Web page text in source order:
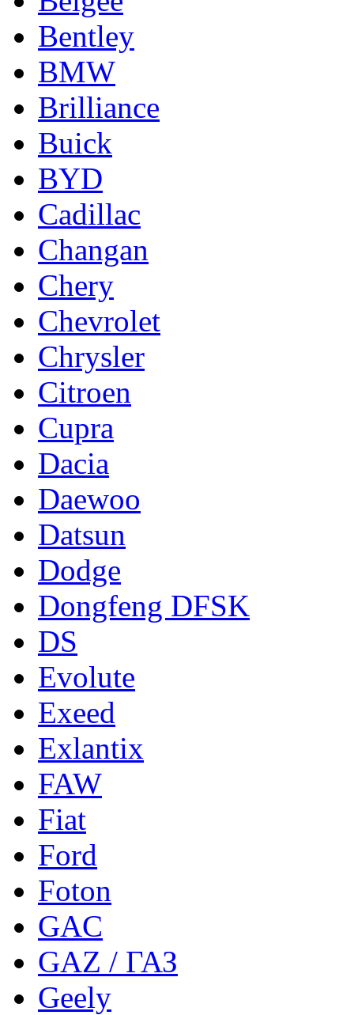
Bentley
BMW
Brilliance
Buick
BYD
Cadillac
Changan
Chery
Chevrolet
Chrysler
Citroen
Cupra
Dacia
Daewoo
Datsun
Dodge
Dongfeng DFSK
DS
Evolute
Exeed
Exlantix
FAW
Fiat
Ford
Foton
GAC
GAZ / ГАЗ
Geely